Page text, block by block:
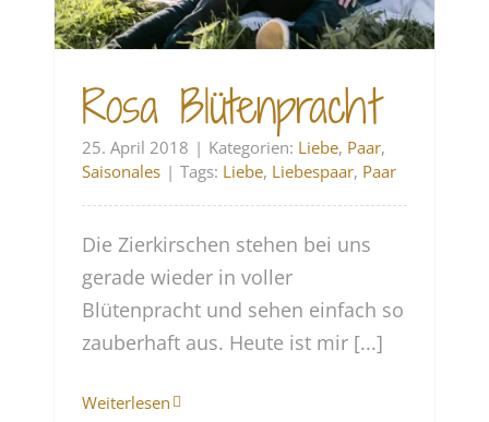
Rosa Blütenpracht
25. April 2018 | Kategorien: Liebe, Paar,
Saisonales | Tags: Liebe, Liebespaar, Paar
Die Zierkirschen stehen bei uns
gerade wieder in voller
Blütenpracht und sehen einfach so
zauberhaft aus. Heute ist mir [...]
Weiterlesen